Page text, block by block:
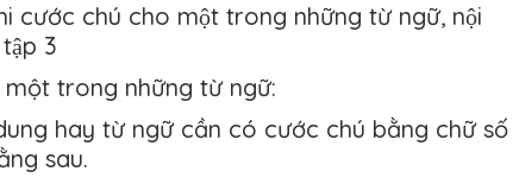
cước chú cho một trong những từ ngữ, nội
3
trong những từ ngữ:
hay từ ngữ cần có cước chú bằng chữ số
sau.